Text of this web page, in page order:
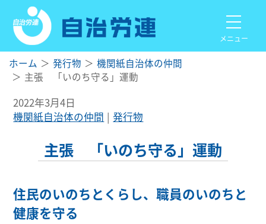
メニュー
ホーム 発行物
機関紙自治体の仲間
主張 「いのち守る」運動
2022年3月4日
機関紙自治体の仲間
発行物
主張 「いのち守る」運動
住民のいのちとくらし、職員のいのちと
健康を守る